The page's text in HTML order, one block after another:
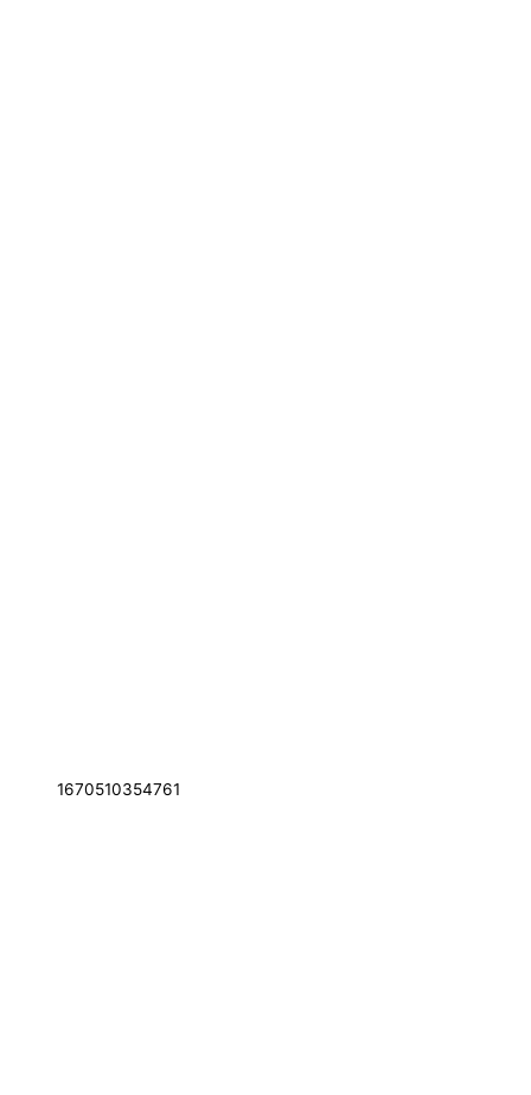
1670510354761